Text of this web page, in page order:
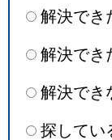
解決でき
解決でき
解決でき
探してい